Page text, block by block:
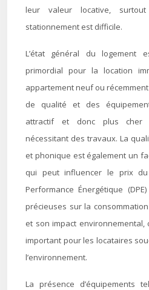
leur valeur locative,
stationnement est difficile.
L’état général du logement
primordial pour la location
appartement neuf ou
de qualité et des
attractif et donc plus cher
nécessitant des travaux. La
et phonique est également un
qui peut influencer le prix
Performance Énergétique
précieuses sur la
et son impact
important pour les locataires
l’environnement.
La présence d’équipements